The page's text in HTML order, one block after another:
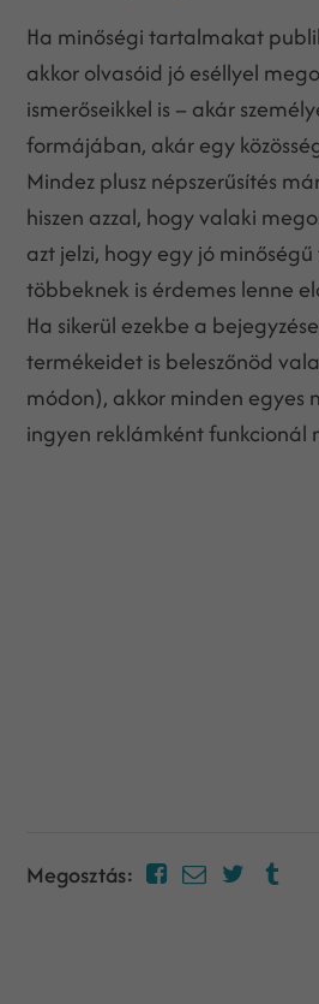
Ha minőségi tartalmakat
akkor olvasóid jó eséllyel
ismerőseikkel is – akár
formájában, akár egy
Mindez plusz népszerűsítés
hiszen azzal, hogy valaki
azt jelzi, hogy egy jó
többeknek is érdemes lenne
Ha sikerül ezekbe a
termékeidet is beleszőnöd
módon), akkor minden egyes
ingyen reklámként funkcionál
Megosztás: